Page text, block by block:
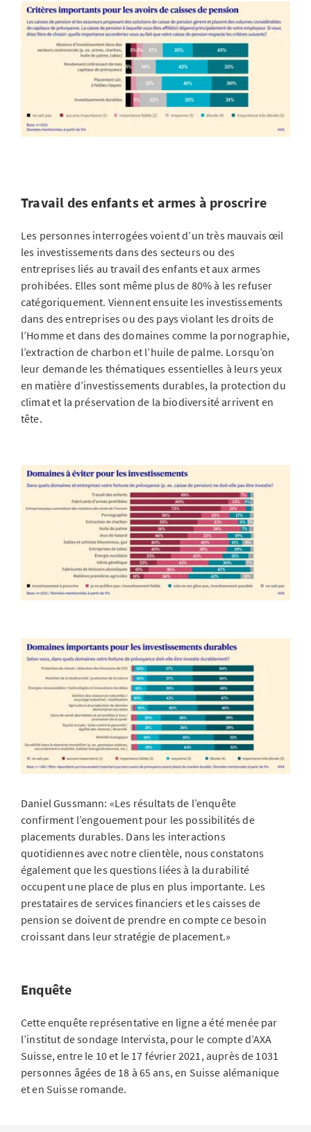
Travail des enfants et armes à proscrire
Les personnes interrogées voient d’un très mauvais œil
les investissements dans des secteurs ou des
entreprises liés au travail des enfants et aux armes
prohibées. Elles sont même plus de 80% à les refuser
catégoriquement. Viennent ensuite les investissements
dans des entreprises ou des pays violant les droits de
l’Homme et dans des domaines comme la pornographie,
l’extraction de charbon et l’huile de palme. Lorsqu’on
leur demande les thématiques essentielles à leurs yeux
en matière d’investissements durables, la protection du
climat et la préservation de la biodiversité arrivent en
tête.
Daniel Gussmann: «Les résultats de l’enquête
confirment l’engouement pour les possibilités de
placements durables. Dans les interactions
quotidiennes avec notre clientèle, nous constatons
également que les questions liées à la durabilité
occupent une place de plus en plus importante. Les
prestataires de services financiers et les caisses de
pension se doivent de prendre en compte ce besoin
croissant dans leur stratégie de placement.»
Enquête
Cette enquête représentative en ligne a été menée par
l’institut de sondage Intervista, pour le compte d’AXA
Suisse, entre le 10 et le 17 février 2021, auprès de 1031
personnes âgées de 18 à 65 ans, en Suisse alémanique
et en Suisse romande.